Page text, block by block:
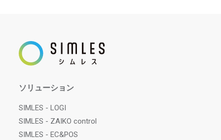
ソリューション
SIMLES - LOGI
SIMLES - ZAIKO control
SIMLES - EC&POS